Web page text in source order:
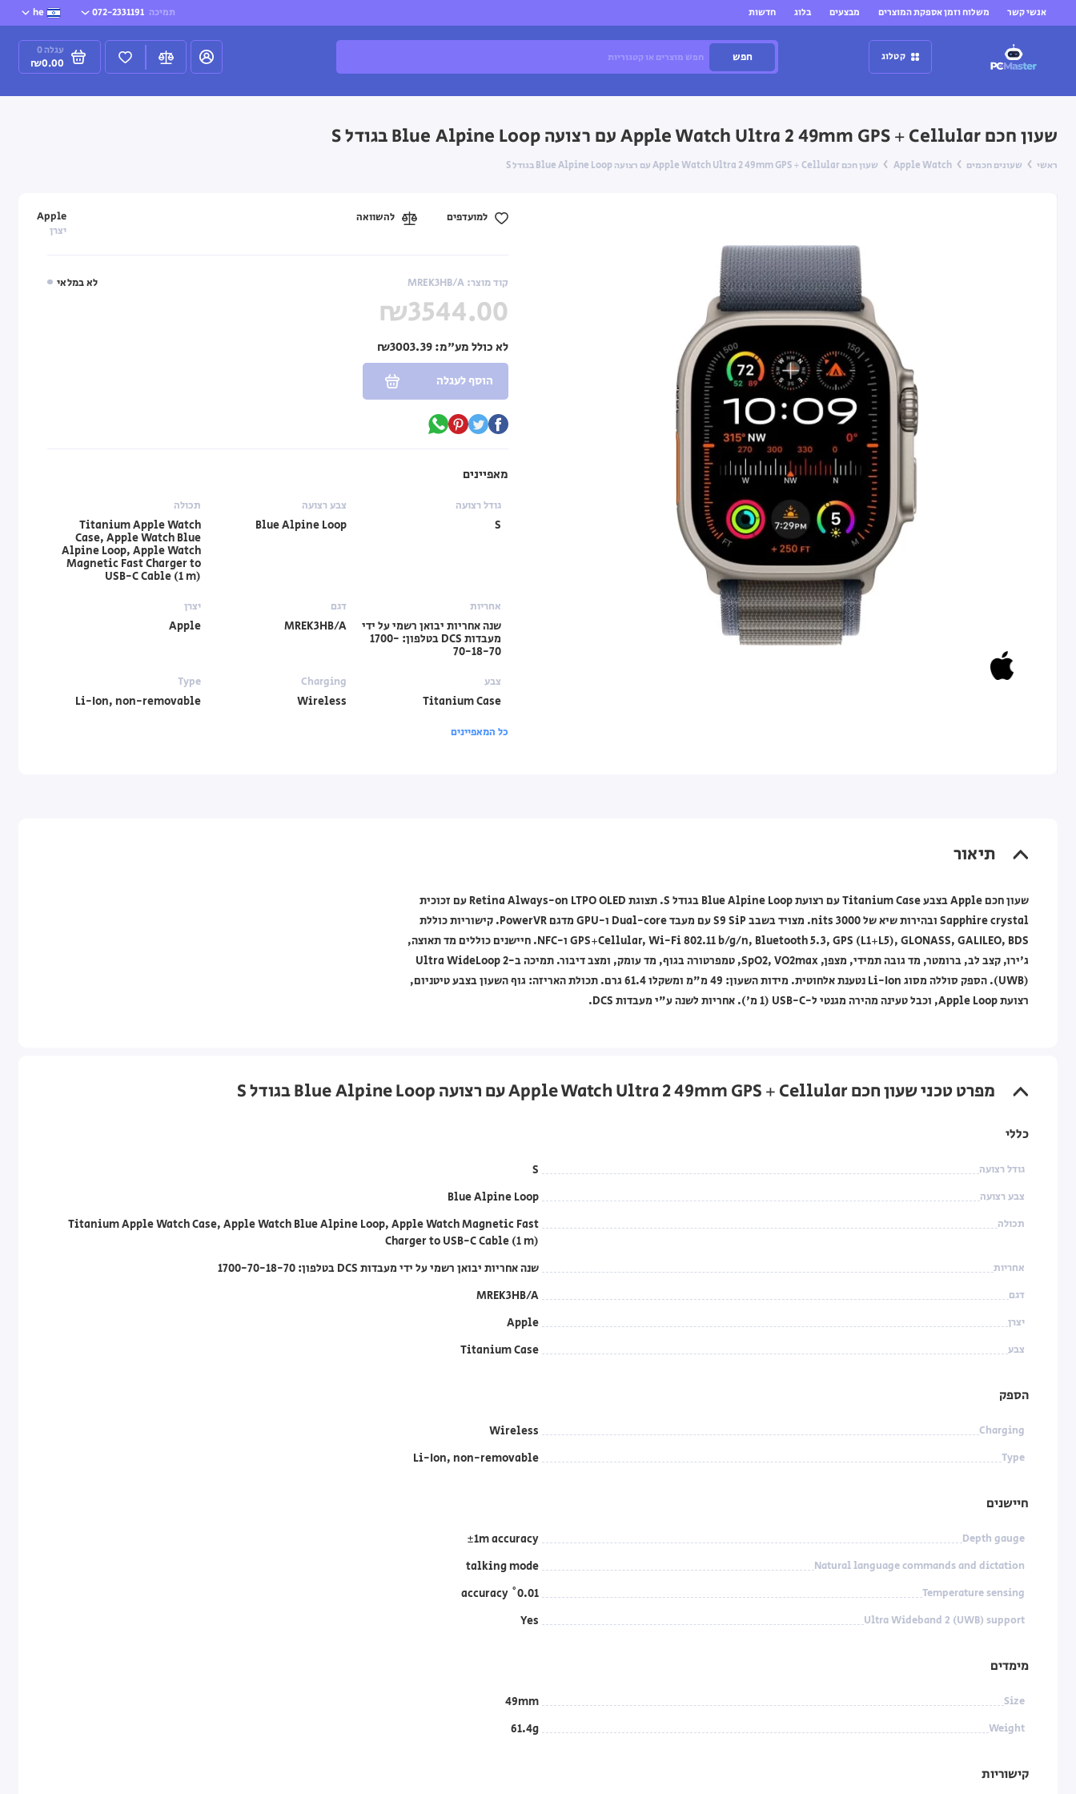
אנשי קשר משלוח וזמן אספקת המוצרים מבצעים בלוג חדשות תמיכה 072-2331191
he
קטלוג חפש עגלה 0
₪0.00
שעון חכם Apple Watch Ultra 2 49mm GPS + Cellular עם רצועה Blue Alpine Loop בגודל S
ראשי שעונים חכמים Apple Watch שעון חכם Apple Watch Ultra 2 49mm GPS + Cellular עם רצועה Blue Alpine Loop בגודל S
לא במלאי קוד מוצר: MREK3HB/A
Apple
יצרן
₪3544.00
לא כולל מע"מ:
הוסף לעגלה
למועדפים להשוואה
מאפיינים
גודל רצועה
S
צבע רצועה
Blue Alpine Loop
תכולה
Titanium Apple Watch
Case, Apple Watch Blue
Alpine Loop, Apple Watch
Magnetic Fast Charger to
USB-C Cable (1 m)
אחריות
שנה אחריות יבואן רשמי על ידי
מעבדות DCS בטלפון: 1700-
70-18-70
דגם
MREK3HB/A
יצרן
Apple
צבע
Titanium Case
Charging
Wireless
Type
Li-Ion, non-removable
כל המאפיינים
תיאור
שעון חכם Apple בצבע Titanium Case עם רצועת Blue Alpine Loop בגודל S. תצוגת Retina Always-on LTPO OLED עם זכוכית
Sapphire crystal ובהירות שיא של 3000 nits. מצויד בשבב S9 SiP עם מעבד Dual-core ו-GPU מדגם PowerVR. קישוריות כוללת
GPS+Cellular, Wi-Fi 802.11 b/g/n, Bluetooth 5.3, GPS (L1+L5), GLONASS, GALILEO, BDS ו-NFC. חיישנים כוללים מד תאוצה,
ג'ירו, קצב לב, ברומטר, מד גובה תמידי, מצפן, SpO2, VO2max, טמפרטורה בגוף, מד עומק, ומצב דיבור. תמיכה ב-Ultra WideLoop 2
(UWB). הספק סוללה מסוג Li-Ion נטענת אלחוטית. מידות השעון: 49 מ"מ ומשקלו 61.4 גרם. תכולת האריזה: גוף השעון בצבע טיטניום,
רצועת Apple Loop, וכבל טעינה מהירה מגנטי ל-USB-C (1 מ'). אחריות לשנה ע"י מעבדות DCS.
מפרט טכני שעון חכם Apple Watch Ultra 2 49mm GPS + Cellular עם רצועה Blue Alpine Loop בגודל S
כללי
גודל רצועה S
צבע רצועה Blue Alpine Loop
תכולה
Titanium Apple Watch Case, Apple Watch Blue Alpine Loop, Apple Watch Magnetic Fast
Charger to USB-C Cable (1 m)
אחריות שנה אחריות יבואן רשמי על ידי מעבדות DCS בטלפון: 1700-70-18-70
דגם MREK3HB/A
יצרן Apple
צבע Titanium Case
הספק
Charging
Wireless
Type
Li-Ion, non-removable
חיישנים
Depth gauge
±1m accuracy
Natural language commands and dictation
talking mode
Temperature sensing
0.01˚ accuracy
Ultra Wideband 2 (UWB) support
Yes
מימדים
Size
49mm
Weight
61.4g
קישוריות